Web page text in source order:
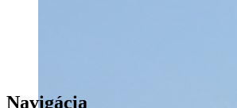
Navigácia